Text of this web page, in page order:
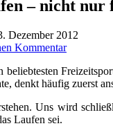
– nicht nur
Dezember 2012
Kommentar
beliebtesten
denkt häufig zuerst
Uns wird
Laufen sei.